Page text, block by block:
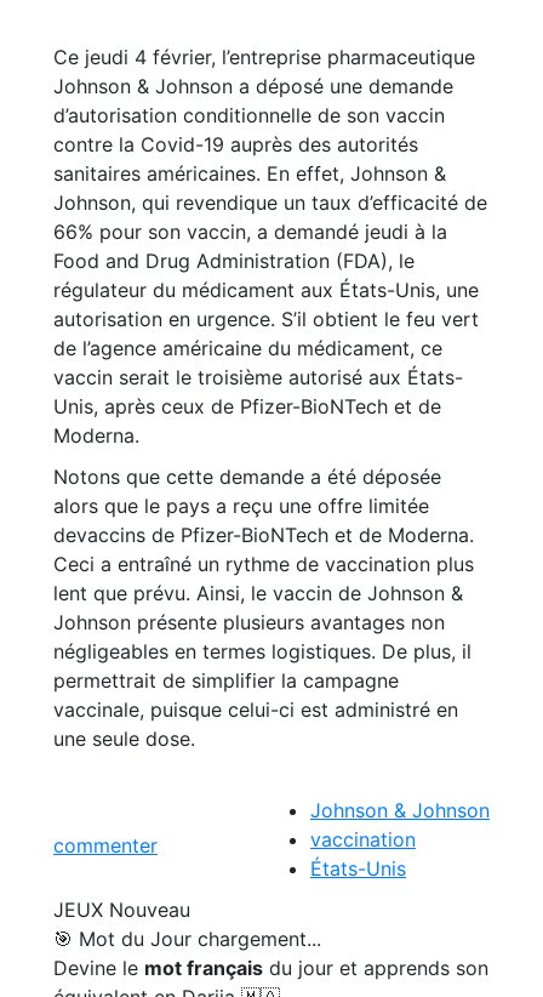
Ce jeudi 4 février, l’entreprise pharmaceutique
Johnson & Johnson a déposé une demande
d’autorisation conditionnelle de son vaccin
contre la Covid-19 auprès des autorités
sanitaires américaines. En effet, Johnson &
Johnson, qui revendique un taux d’efficacité de
66% pour son vaccin, a demandé jeudi à la
Food and Drug Administration (FDA), le
régulateur du médicament aux États-Unis, une
autorisation en urgence. S’il obtient le feu vert
de l’agence américaine du médicament, ce
vaccin serait le troisième autorisé aux États-
Unis, après ceux de Pfizer-BioNTech et de
Moderna.
Notons que cette demande a été déposée
alors que le pays a reçu une offre limitée
devaccins de Pfizer-BioNTech et de Moderna.
Ceci a entraîné un rythme de vaccination plus
lent que prévu. Ainsi, le vaccin de Johnson &
Johnson présente plusieurs avantages non
négligeables en termes logistiques. De plus, il
permettrait de simplifier la campagne
vaccinale, puisque celui-ci est administré en
une seule dose.
commenter
Johnson & Johnson
vaccination
États-Unis
JEUX Nouveau
🎯 Mot du Jour chargement...
Devine le mot français du jour et apprends son